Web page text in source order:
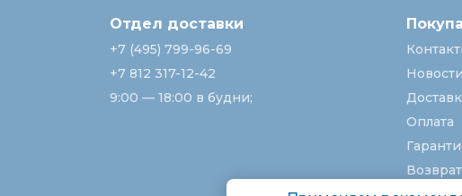
Отдел доставки
+7 (495) 799-96-69
+7 812 317-12-42
9:00 — 18:00 в будни;
Новости
Оплата